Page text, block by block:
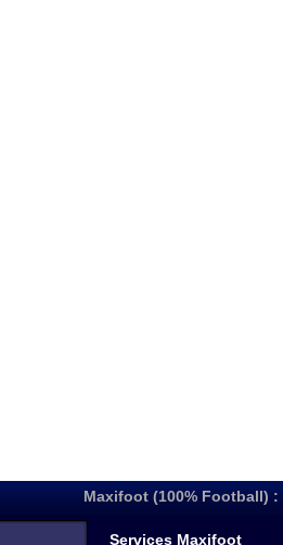
Maxifoot (100% Football)
Services Maxifoot